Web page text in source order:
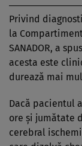
Privind
la
SANADOR, a
acesta este
durează mai
Dacă pacientul
ore și jumătate
cerebral